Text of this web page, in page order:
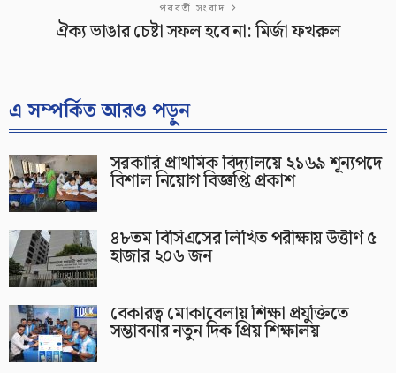
পরবর্তী সংবাদ
ঐক্য ভাঙার চেষ্টা সফল হবে না: মির্জা ফখরুল
এ সম্পর্কিত আরও পড়ুন
সরকারি প্রাথমিক বিদ্যালয়ে ২১৬৯ শূন্যপদে
বিশাল নিয়োগ বিজ্ঞপ্তি প্রকাশ
৪৮তম বিসিএসের লিখিত পরীক্ষায় উত্তীর্ণ ৫
হাজার ২০৬ জন
বেকারত্ব মোকাবেলায় শিক্ষা প্রযুক্তিতে
সম্ভাবনার নতুন দিক প্রিয় শিক্ষালয়